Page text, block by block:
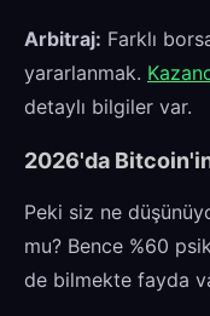
Arbitraj: Farklı
yararlanmak.
detaylı bilgiler var.
2026'da
Peki siz ne
mu? Bence %60
de bilmekte fayda